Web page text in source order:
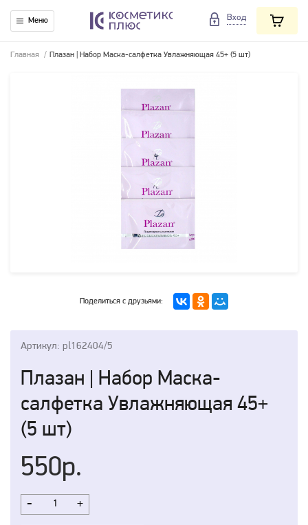
Меню Вход
Главная / Плазан | Набор Маска-салфетка Увлажняющая 45+ (5 шт)
Поделиться с друзьями:
Артикул: pl162404/5
Плазан | Набор Маска-
салфетка Увлажняющая 45+
(5 шт)
550р.
- +